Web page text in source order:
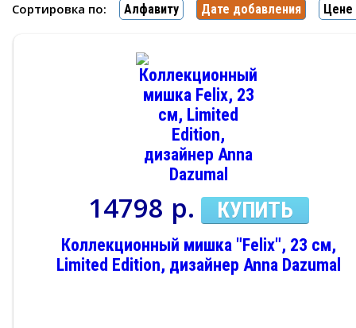
Сортировка по: Алфавиту Дате добавления Цене
14798 р. КУПИТЬ
Коллекционный мишка "Felix", 23 см,
Limited Edition, дизайнер Anna Dazumal